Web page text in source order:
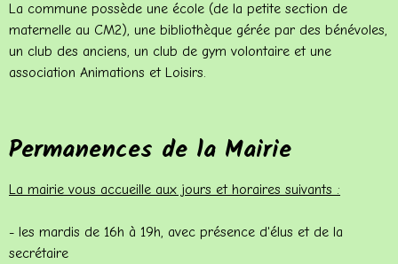
La commune possède une école (de la petite section de
maternelle au CM2), une bibliothèque gérée par des bénévoles,
un club des anciens, un club de gym volontaire et une
association Animations et Loisirs.
Permanences de la Mairie
La mairie vous accueille aux jours et horaires suivants :
- les mardis de 16h à 19h, avec présence d'élus et de la
secrétaire